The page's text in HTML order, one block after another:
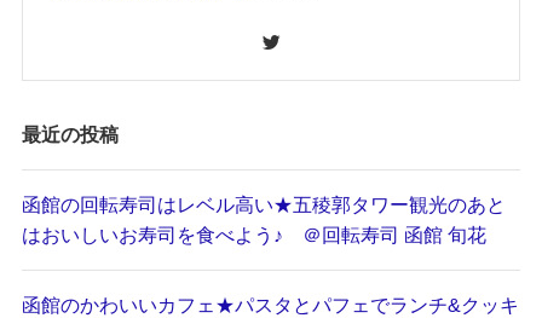
最近の投稿
函館の回転寿司はレベル高い★五稜郭タワー観光のあと
はおいしいお寿司を食べよう♪ ＠回転寿司 函館 旬花
函館のかわいいカフェ★パスタとパフェでランチ&クッキ